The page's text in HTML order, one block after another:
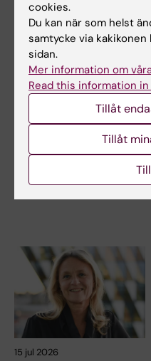
27 jul 2026
Juliette Foucher
tilldelas prestigefyllt
internationellt ALS-
Juliette Foucher, postdoktor
neurovetenskap…
15 jul 2026
cookies.
Du kan när som helst
samtycke via
sidan.
Mer information om
Read this information in
Tillåt
Tillåt